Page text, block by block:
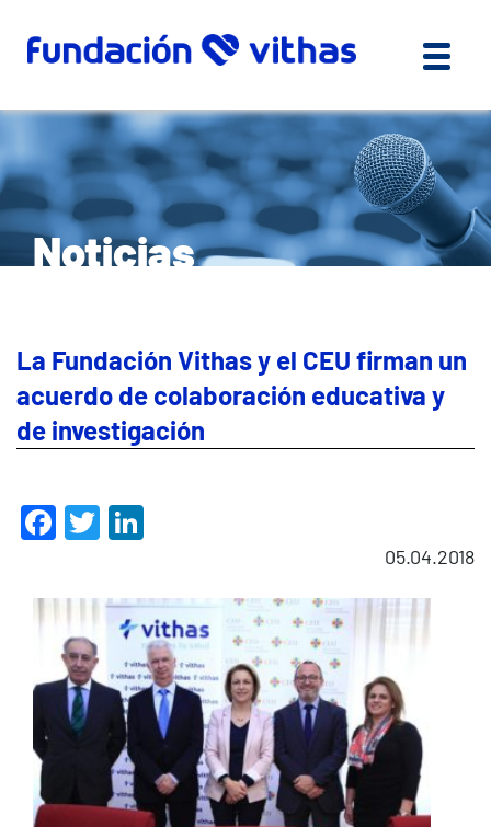
Noticias
La Fundación Vithas y el CEU firman un
acuerdo de colaboración educativa y
de investigación
Facebook
Twitter
05.04.2018